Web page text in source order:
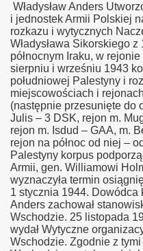
Władysław Anders
i jednostek Armii Polskiej
rozkazu i wytycznych
Władysława Sikorskiego
północnym Iraku, w
sierpniu i wrześniu 1943
południowej Palestyny i
miejscowościach i
(następnie przesunięte do
Julis – 3 DSK, rejon m.
rejon m. Isdud – GAA, m.
rejon na północ od niej –
Palestyny korpus
Armii, gen. Williamowi
wyznaczyła termin
1 stycznia 1944. Dowódca
Anders zachował
Wschodzie. 25 listopada
wydał Wytyczne
Wschodzie. Zgodnie z